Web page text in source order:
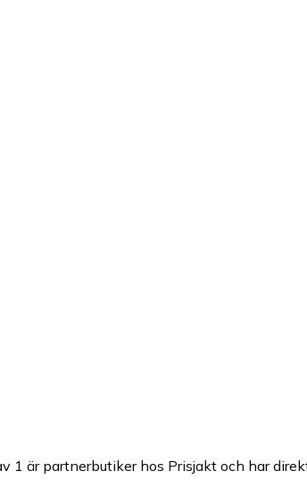
1 är partnerbutiker hos Prisjakt och har